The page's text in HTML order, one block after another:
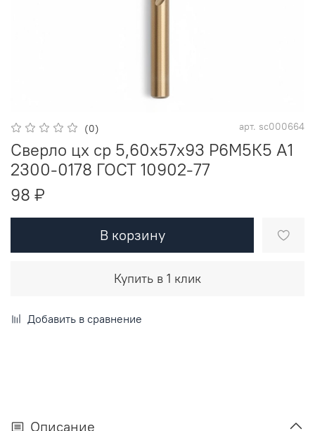
(0) арт. sc000664
Сверло цх ср 5,60х57х93 Р6М5К5 A1
2300-0178 ГОСТ 10902-77
98 ₽
В корзину
Купить в 1 клик
Добавить в сравнение
Описание